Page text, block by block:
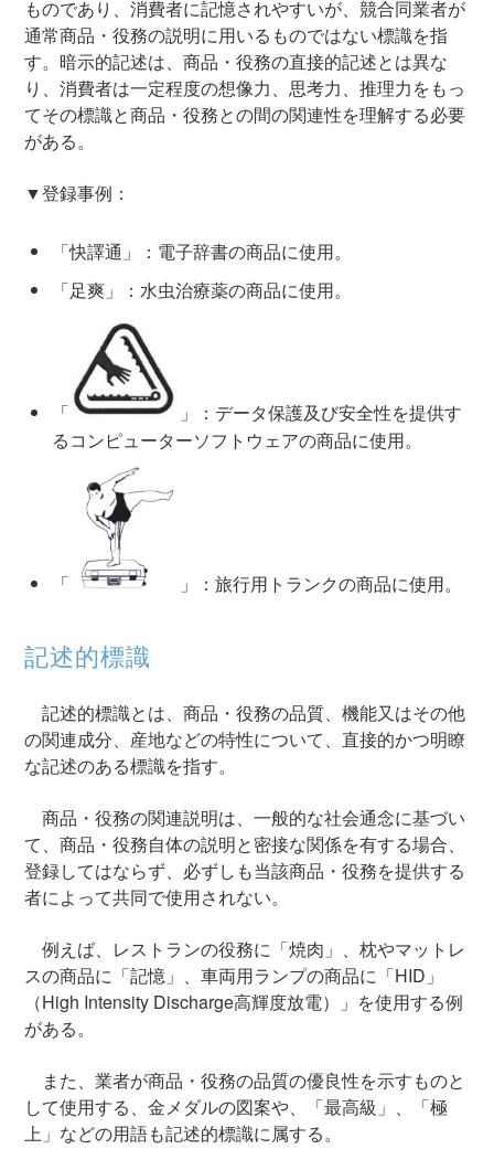
ものであり、消費者に記憶されやすいが、競合同業者が
通常商品・役務の説明に用いるものではない標識を指
す。暗示的記述は、商品・役務の直接的記述とは異な
り、消費者は一定程度の想像力、思考力、推理力をもっ
てその標識と商品・役務との間の関連性を理解する必要
がある。
▼登録事例：
「快譯通」：電子辞書の商品に使用。
「足爽」：水虫治療薬の商品に使用。
「
」：データ保護及び安全性を提供す
るコンピューターソフトウェアの商品に使用。
「 」：旅行用トランクの商品に使用。
記述的標識
記述的標識とは、商品・役務の品質、機能又はその他
の関連成分、産地などの特性について、直接的かつ明瞭
な記述のある標識を指す。
商品・役務の関連説明は、一般的な社会通念に基づい
て、商品・役務自体の説明と密接な関係を有する場合、
登録してはならず、必ずしも当該商品・役務を提供する
者によって共同で使用されない。
例えば、レストランの役務に「焼肉」、枕やマットレ
スの商品に「記憶」、車両用ランプの商品に「HID」
（High Intensity Discharge高輝度放電）」を使用する例
がある。
また、業者が商品・役務の品質の優良性を示すものと
して使用する、金メダルの図案や、「最高級」、「極
上」などの用語も記述的標識に属する。